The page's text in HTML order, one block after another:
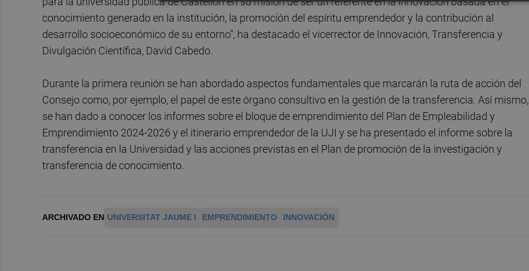
conocimiento generado en la institución, la promoción del espíritu emprendedor y la contribución al
desarrollo socioeconómico de su entorno", ha destacado el vicerrector de Innovación, Transferencia y
Divulgación Científica, David Cabedo.
Durante la primera reunión se han abordado aspectos fundamentales que marcarán la ruta de acción del
Consejo como, por ejemplo, el papel de este órgano consultivo en la gestión de la transferencia. Así mismo,
se han dado a conocer los informes sobre el bloque de emprendimiento del Plan de Empleabilidad y
Emprendimiento 2024-2026 y el itinerario emprendedor de la UJI y se ha presentado el informe sobre la
transferencia en la Universidad y las acciones previstas en el Plan de promoción de la investigación y
transferencia de conocimiento.
ARCHIVADO EN UNIVERSITAT JAUME I EMPRENDIMIENTO INNOVACIÓN